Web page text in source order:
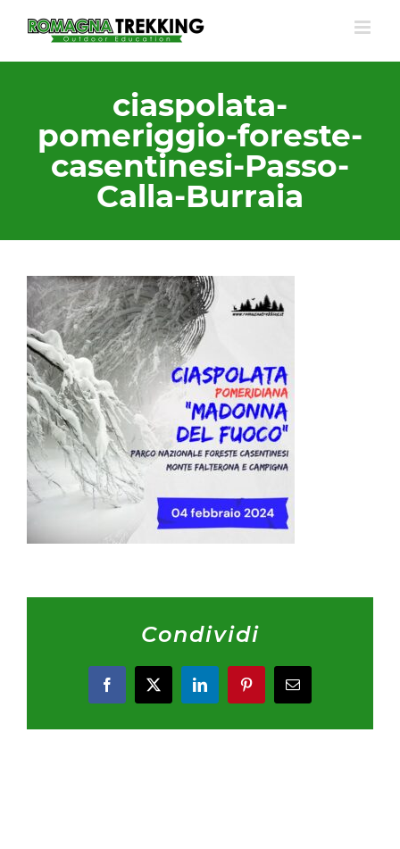
ciaspolata-
pomeriggio-foreste-
casentinesi-Passo-
Calla-Burraia
Condividi
Facebook
X LinkedInPinterestEmail